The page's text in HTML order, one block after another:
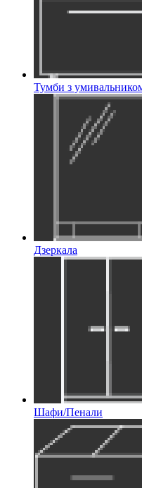
Тумби з
Дзеркала
Шафи/Пенали